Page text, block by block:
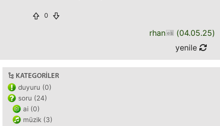
0
rhan (04.05.25)
yenile
KATEGORILER
duyuru (0)
soru (24)
ai (0)
müzik (3)